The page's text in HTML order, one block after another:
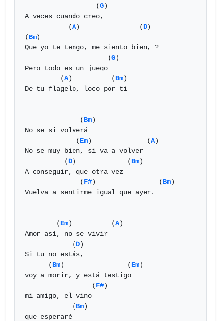
                  (
G)
A veces cuando creo,
           (
A)               (D)
(Bm)
Que yo te tengo, me siento bien, ?
                     (
G)
Pero todo es un juego
         (
A)          (Bm)
De tu flagelo, loco por ti
              (
Bm)
No se si volverá
             (
Em)              (A)
No se muy bien, si va a volver
          (
D)             (Bm)
A conseguir, que otra vez
              (
F#)                (Bm)
Vuelva a sentirme igual que ayer.
        (
Em)          (A)
Amor así, no se vivir
            (
D)
Si tu no estás,
      (
Bm)                (Em)
voy a morir, y está testigo
                 (
F#)
mi amigo, el vino
            (
Bm)
que esperaré